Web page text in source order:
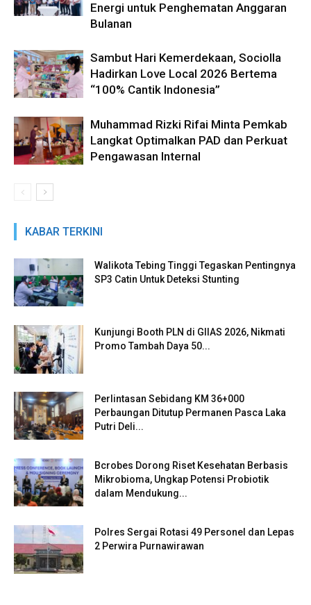
Energi untuk Penghematan Anggaran
Bulanan
Sambut Hari Kemerdekaan, Sociolla
Hadirkan Love Local 2026 Bertema
“100% Cantik Indonesia”
Muhammad Rizki Rifai Minta Pemkab
Langkat Optimalkan PAD dan Perkuat
Pengawasan Internal
KABAR TERKINI
Walikota Tebing Tinggi Tegaskan Pentingnya
SP3 Catin Untuk Deteksi Stunting
Kunjungi Booth PLN di GIIAS 2026, Nikmati
Promo Tambah Daya 50...
Perlintasan Sebidang KM 36+000
Perbaungan Ditutup Permanen Pasca Laka
Putri Deli...
Bcrobes Dorong Riset Kesehatan Berbasis
Mikrobioma, Ungkap Potensi Probiotik
dalam Mendukung...
Polres Sergai Rotasi 49 Personel dan Lepas
2 Perwira Purnawirawan